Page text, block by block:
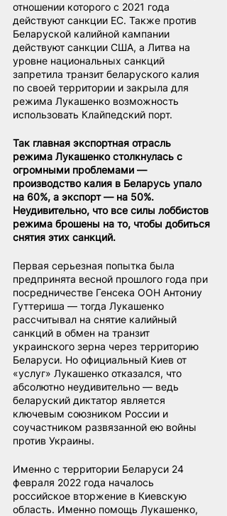
отношении которого с 2021 года
действуют санкции ЕС. Также против
Беларуской калийной кампании
действуют санкции США, а Литва на
уровне национальных санкций
запретила транзит беларуского калия
по своей территории и закрыла для
режима Лукашенко возможность
использовать Клайпедский порт.
Так главная экспортная отрасль
режима Лукашенко столкнулась с
огромными проблемами —
производство калия в Беларусь упало
на 60%, а экспорт — на 50%.
Неудивительно, что все силы лоббистов
режима брошены на то, чтобы добиться
снятия этих санкций.
Первая серьезная попытка была
предпринята весной прошлого года при
посредничестве Генсека ООН Антониу
Гуттериша — тогда Лукашенко
рассчитывал на снятие калийный
санкций в обмен на транзит
украинского зерна через территорию
Беларуси. Но официальный Киев от
«услуг» Лукашенко отказался, что
абсолютно неудивительно — ведь
беларуский диктатор является
ключевым союзником России и
соучастником развязанной ею войны
против Украины.
Именно с территории Беларуси 24
февраля 2022 года началось
российское вторжение в Киевскую
область. Именно помощь Лукашенко,